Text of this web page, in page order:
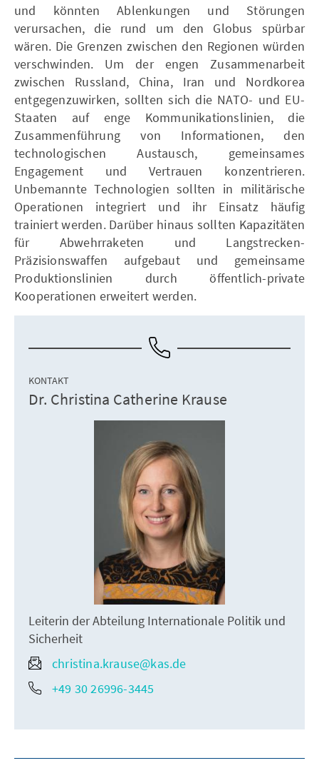
und könnten Ablenkungen und Störungen
verursachen, die rund um den Globus spürbar
wären. Die Grenzen zwischen den Regionen würden
verschwinden. Um der engen Zusammenarbeit
zwischen Russland, China, Iran und Nordkorea
entgegenzuwirken, sollten sich die NATO- und EU-
Staaten auf enge Kommunikationslinien, die
Zusammenführung von Informationen, den
technologischen Austausch, gemeinsames
Engagement und Vertrauen konzentrieren.
Unbemannte Technologien sollten in militärische
Operationen integriert und ihr Einsatz häufig
trainiert werden. Darüber hinaus sollten Kapazitäten
für Abwehrraketen und Langstrecken-
Präzisionswaffen aufgebaut und gemeinsame
Produktionslinien durch öffentlich-private
Kooperationen erweitert werden.
KONTAKT
Dr. Christina Catherine Krause
Leiterin der Abteilung Internationale Politik und
Sicherheit
christina.krause@kas.de
+49 30 26996-3445